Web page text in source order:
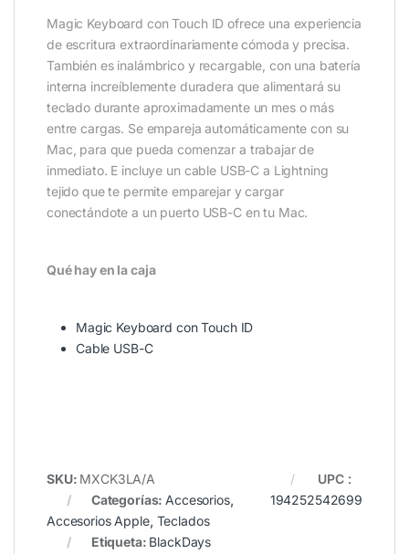
Magic Keyboard con Touch ID ofrece una experiencia
de escritura extraordinariamente cómoda y precisa.
También es inalámbrico y recargable, con una batería
interna increíblemente duradera que alimentará su
teclado durante aproximadamente un mes o más
entre cargas. Se empareja automáticamente con su
Mac, para que pueda comenzar a trabajar de
inmediato. E incluye un cable USB-C a Lightning
tejido que te permite emparejar y cargar
conectándote a un puerto USB-C en tu Mac.
Qué hay en la caja
Magic Keyboard con Touch ID
Cable USB-C
SKU: MXCK3LA/A
Categorías: Accesorios,
Accesorios Apple, Teclados
Etiqueta: BlackDays
UPC :
194252542699